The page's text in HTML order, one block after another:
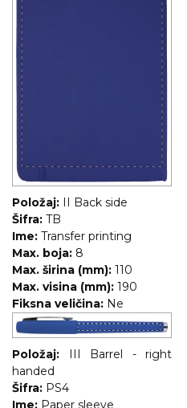
Položaj: II Back side
Šifra: TB
Ime: Transfer printing
Max. boja: 8
Max. širina (mm): 110
Max. visina (mm): 190
Fiksna veličina: Ne
Položaj:
III Barrel - right
handed
Šifra: PS4
Ime: Paper sleeve